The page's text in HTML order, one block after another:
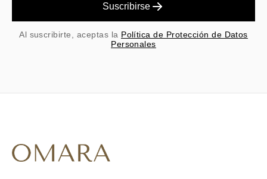
Suscribirse
Al suscribirte, aceptas la Política de Protección de Datos
Personales